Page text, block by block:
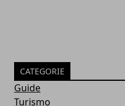
CATEGORIE
Guide
Turismo